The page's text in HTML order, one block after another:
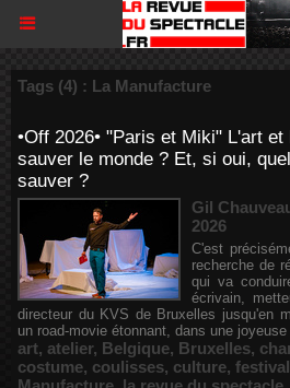
Tags (4) : La Manufacture
•Off 2026• "Paris et Miki" L'art
sauver le monde ? Et, si oui,
sauver ?
Gil
2026
C'est
recherche de
qui va
écrivain,
directeur du KVS de Bruxelles jusqu'en
un road-movie étonnant, dans une
art, atelier, Belgique, Bruxelles,
costume, coulisses, culture, festival